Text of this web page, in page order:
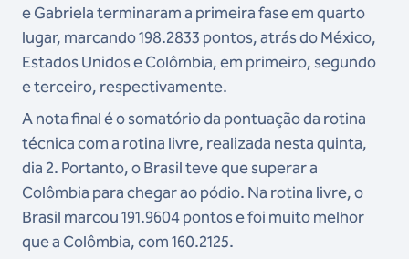
e Gabriela terminaram a primeira fase em quarto
lugar, marcando 198.2833 pontos, atrás do México,
Estados Unidos e Colômbia, em primeiro, segundo
e terceiro, respectivamente.
A nota final é o somatório da pontuação da rotina
técnica com a rotina livre, realizada nesta quinta,
dia 2. Portanto, o Brasil teve que superar a
Colômbia para chegar ao pódio. Na rotina livre, o
Brasil marcou 191.9604 pontos e foi muito melhor
que a Colômbia, com 160.2125.